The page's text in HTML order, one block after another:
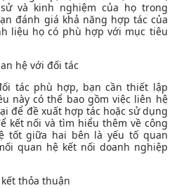
và kinh nghiệm của họ trong
đánh giá khả năng hợp tác của
liệu họ có phù hợp với mục tiêu
hệ với đối tác
tác phù hợp, bạn cần thiết lập
này có thể bao gồm việc liên hệ
để đề xuất hợp tác hoặc sử dụng
kết nối và tìm hiểu thêm về công
tốt giữa hai bên là yếu tố quan
quan hệ kết nối doanh nghiệp
thỏa thuận